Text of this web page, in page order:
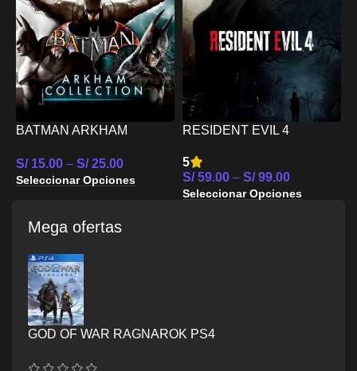
BATMAN ARKHAM
S/15.00 – S/25.00
Seleccionar Opciones
RESIDENT EVIL 4
5
S/59.00 – S/99.00
Seleccionar Opciones
Mega ofertas
GOD OF WAR RAGNAROK PS4